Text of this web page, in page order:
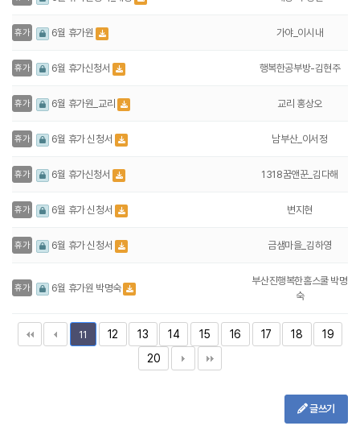
휴가 6월 휴가원 가야_이시내
휴가 6월 휴가신청서 행복한공부방-김현주
휴가 6월 휴가원_교리 교리 홍상오
휴가 6월 휴가 신청서 남부산_이서정
휴가 6월 휴가신청서 1318꿈앤꾼_김다해
휴가 6월 휴가 신청서 변지현
휴가 6월 휴가 신청서 금샘마을_김하영
휴가 6월 휴가원 박명숙
부산진행복한홈스쿨 박명
숙
11 12 13 14 15 16 17 18
19
20
글쓰기